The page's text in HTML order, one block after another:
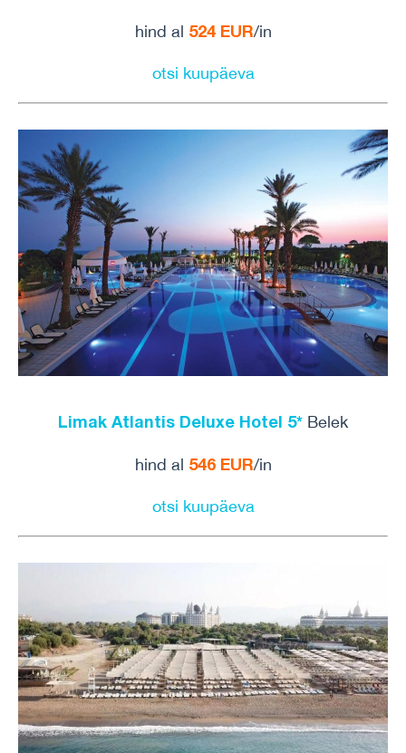
hind al 524 EUR/in
otsi kuupäeva
Limak Atlantis Deluxe Hotel 5* Belek
hind al 546 EUR/in
otsi kuupäeva